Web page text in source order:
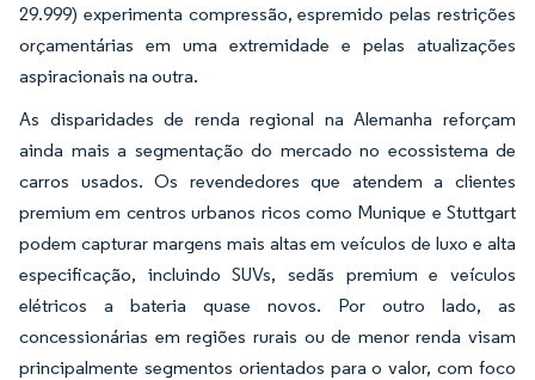
29.999) experimenta compressão, espremido pelas restrições
orçamentárias em uma extremidade e pelas atualizações
aspiracionais na outra.
As disparidades de renda regional na Alemanha reforçam
ainda mais a segmentação do mercado no ecossistema de
carros usados. Os revendedores que atendem a clientes
premium em centros urbanos ricos como Munique e Stuttgart
podem capturar margens mais altas em veículos de luxo e alta
especificação, incluindo SUVs, sedãs premium e veículos
elétricos a bateria quase novos. Por outro lado, as
concessionárias em regiões rurais ou de menor renda visam
principalmente segmentos orientados para o valor, com foco